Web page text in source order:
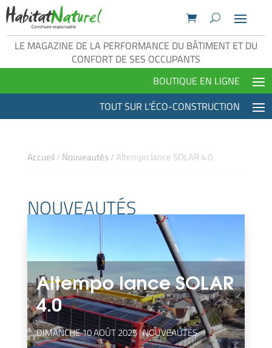
LE MAGAZINE DE LA PERFORMANCE DU BÂTIMENT ET DU
CONFORT DE SES OCCUPANTS
Accueil / Nouveautés /Altempo lance SOLAR 4.0
NOUVEAUTÉS
Altempo lance SOLAR
4.0
DIMANCHE 10 AOÛT 2025|NOUVEAUTÉS